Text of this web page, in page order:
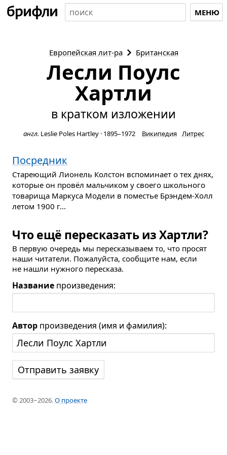
МЕНЮ
Европейская лит-ра Британская
Лесли Поулс
Хартли
в кратком изложении
англ. Leslie Poles Hartley· 1895–1972 Википедия Литрес
Посредник
Стареющий Лионель Колстон вспоминает о тех днях,
которые он провёл мальчиком у своего школьного
товарища Маркуса Модели в поместье Брэндем-Холл
летом 1900 г...
Что ещё пересказать из Хартли?
В первую очередь мы пересказываем то, что просят
наши читатели. Пожалуйста, сообщите нам, если
не нашли нужного пересказа.
Название произведения:
Автор произведения (имя и фамилия):
© 2003−2026.О проекте